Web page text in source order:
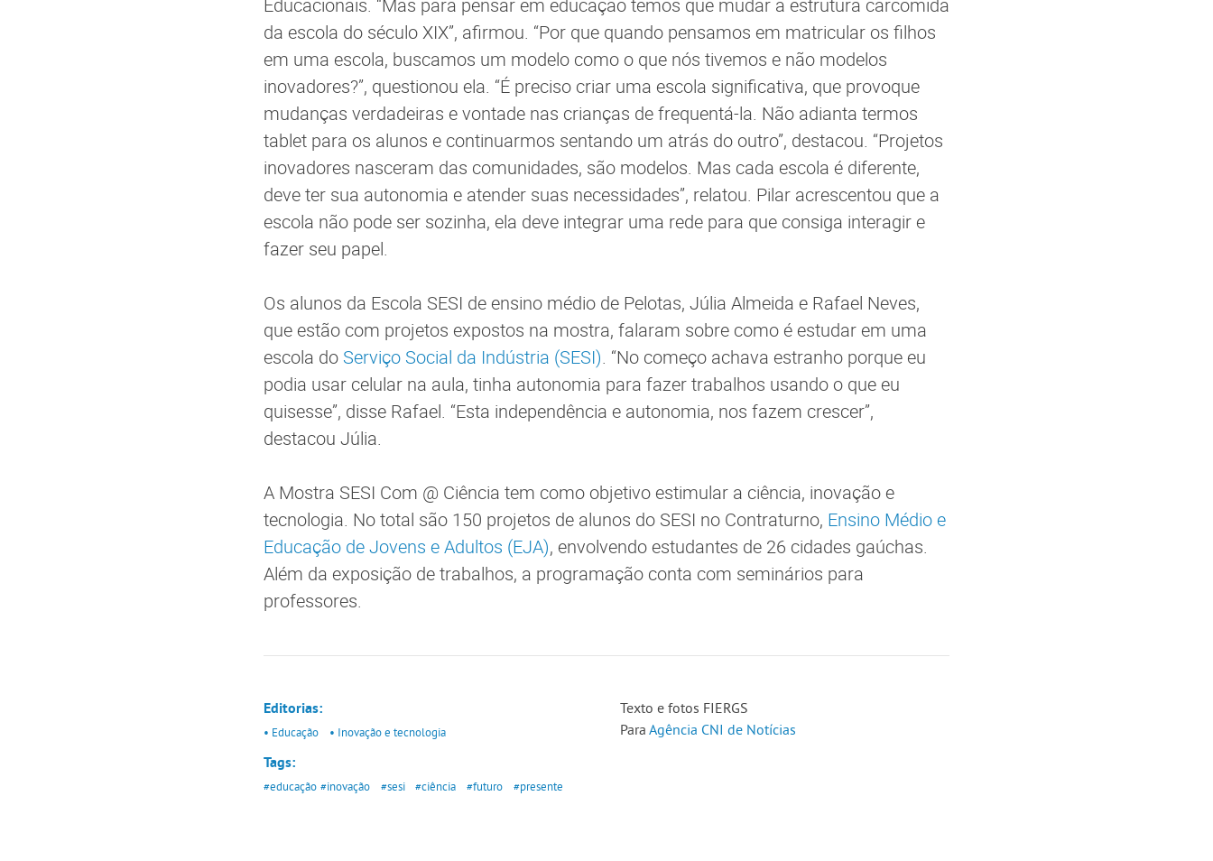
da escola do século XIX”, afirmou. “Por que quando pensamos em matricular os filhos
em uma escola, buscamos um modelo como o que nós tivemos e não modelos
inovadores?”, questionou ela. “É preciso criar uma escola significativa, que provoque
mudanças verdadeiras e vontade nas crianças de frequentá-la. Não adianta termos
tablet para os alunos e continuarmos sentando um atrás do outro”, destacou. “Projetos
inovadores nasceram das comunidades, são modelos. Mas cada escola é diferente,
deve ter sua autonomia e atender suas necessidades”, relatou. Pilar acrescentou que a
escola não pode ser sozinha, ela deve integrar uma rede para que consiga interagir e
fazer seu papel.
Os alunos da Escola SESI de ensino médio de Pelotas, Júlia Almeida e Rafael Neves,
que estão com projetos expostos na mostra, falaram sobre como é estudar em uma
escola do Serviço Social da Indústria (SESI). “No começo achava estranho porque eu
podia usar celular na aula, tinha autonomia para fazer trabalhos usando o que eu
quisesse”, disse Rafael. “Esta independência e autonomia, nos fazem crescer”,
destacou Júlia.
A Mostra SESI Com @ Ciência tem como objetivo estimular a ciência, inovação e
tecnologia. No total são 150 projetos de alunos do SESI no Contraturno, Ensino Médio e
Educação de Jovens e Adultos (EJA), envolvendo estudantes de 26 cidades gaúchas.
Além da exposição de trabalhos, a programação conta com seminários para
professores.
Editorias:
• Educação • Inovação e tecnologia
Tags:
#educação #inovação #sesi #ciência #futuro #presente
Texto e fotos FIERGS
Para Agência CNI de Notícias